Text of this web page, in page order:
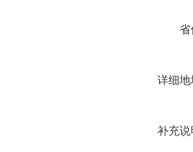
省
详细
补充